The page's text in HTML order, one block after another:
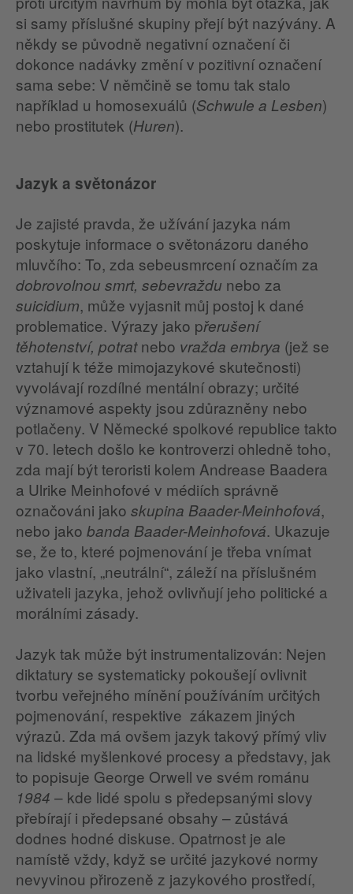
si samy příslušné skupiny přejí být nazývány. A
někdy se původně negativní označení či
dokonce nadávky změní v pozitivní označení
sama sebe: V němčině se tomu tak stalo
například u homosexuálů (Schwule a Lesben)
nebo prostitutek (Huren).
Jazyk a světonázor
Je zajisté pravda, že užívání jazyka nám
poskytuje informace o světonázoru daného
mluvčího: To, zda sebeusmrcení označím za
dobrovolnou smrt, sebevraždu nebo za
suicidium, může vyjasnit můj postoj k dané
problematice. Výrazy jako přerušení
těhotenství, potratnebo vražda embrya (jež se
vztahují k téže mimojazykové skutečnosti)
vyvolávají rozdílné mentální obrazy; určité
významové aspekty jsou zdůrazněny nebo
potlačeny. V Německé spolkové republice takto
v 70. letech došlo ke kontroverzi ohledně toho,
zda mají být teroristi kolem Andrease Baadera
a Ulrike Meinhofové v médiích správně
označováni jako skupina Baader-Meinhofová,
nebo jako banda Baader-Meinhofová. Ukazuje
se, že to, které pojmenování je třeba vnímat
jako vlastní, „neutrální“, záleží na příslušném
uživateli jazyka, jehož ovlivňují jeho politické a
morálními zásady.
Jazyk tak může být instrumentalizován: Nejen
diktatury se systematicky pokoušejí ovlivnit
tvorbu veřejného mínění používáním určitých
pojmenování, respektive zákazem jiných
výrazů. Zda má ovšem jazyk takový přímý vliv
na lidské myšlenkové procesy a představy, jak
to popisuje George Orwell ve svém románu
1984 – kde lidé spolu s předepsanými slovy
přebírají i předepsané obsahy – zůstává
dodnes hodné diskuse. Opatrnost je ale
namístě vždy, když se určité jazykové normy
nevyvinou přirozeně z jazykového prostředí,